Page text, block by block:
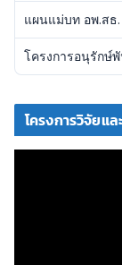
แผนแม่บท อพ.สธ.
โครงการอนุรักษ์
โครงการวิจัย